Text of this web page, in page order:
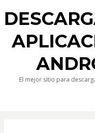
El mejor sitio para